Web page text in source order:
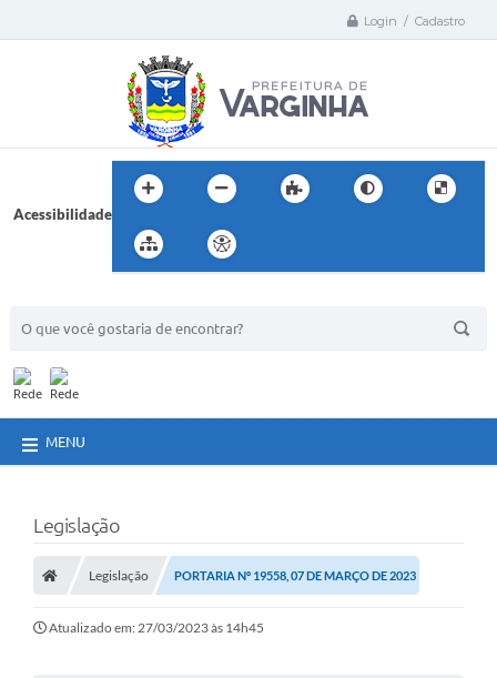
Login / Cadastro
Acessibilidade
MENU
Legislação
Legislação PORTARIA Nº 19558, 07 DE MARÇO DE 2023
Atualizado em: 27/03/2023 às 14h45